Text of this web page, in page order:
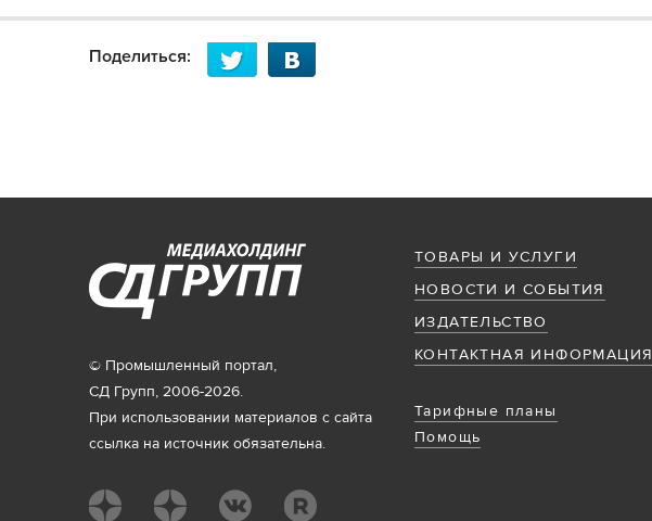
Поделиться:
ТОВАРЫ И УСЛУГИ
НОВОСТИ И СОБЫТИЯ
ИЗДАТЕЛЬСТВО
КОНТАКТНАЯ ИНФОРМАЦИЯ
Тарифные планы
Помощь
© Промышленный портал,
СД Групп, 2006-2026.
При использовании материалов с сайта
ссылка на источник обязательна.